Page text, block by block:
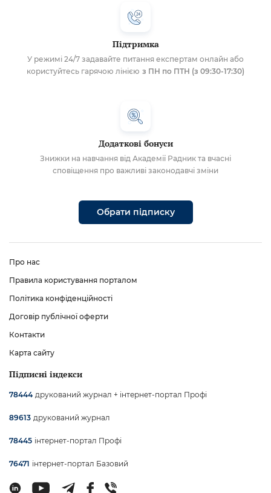
Підтримка
У режимі 24/7 задавайте питання експертам онлайн або
користуйтесь гарячою лінією з ПН по ПТН (з 09:30-17:30)
Додаткові бонуси
Знижки на навчання від Академії Радник та вчасні
сповіщення про важливі законодавчі зміни
Обрати підписку
Про нас
Правила користування порталом
Політика конфіденційності
Договір публічної оферти
Контакти
Карта сайту
Підписні індекси
78444 друкований журнал + інтернет-портал Профі
89613 друкований журнал
78445 інтернет-портал Профі
76471 інтернет-портал Базовий